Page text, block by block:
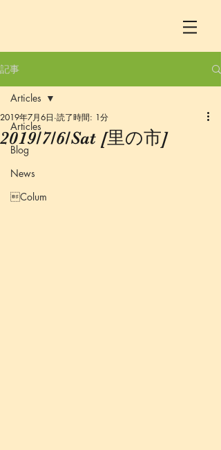
記事
Articles
Blog
News
Colum
Articles
2019/7/6/Sat [里の市]
2019年7月6日 読了時間: 1分